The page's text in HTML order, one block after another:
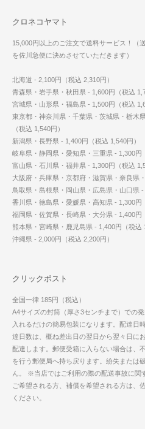
クロネコヤマト
15,000円以上のご注文で送料サービス！（
を佐川急便に決めさせていただきます）
北海道 - 2,100円（税込 2,310円）
青森県・岩手県・秋田県 - 1,600円（税込
宮城県・山形県・福島県 - 1,500円（税込
東京都・神奈川県・千葉県・茨城県・栃木
（税込 1,540円）
新潟県・長野県 - 1,400円（税込 1,540円）
岐阜県・静岡県・愛知県・三重県 - 1,300円
富山県・石川県・福井県 - 1,300円（税込
大阪府・兵庫県・京都府・滋賀県・奈良県
鳥取県・島根県・岡山県・広島県・山口県 -
香川県・徳島県・愛媛県・高知県 - 1,300円
福岡県・佐賀県・長崎県・大分県 - 1,400円
熊本県・宮崎県・鹿児島県 - 1,400円（税込
沖縄県 - 2,000円（税込 2,200円）
クリックポスト
全国一律 185円（税込）
A4サイズの封筒（厚さ3センチまで）での
入れるだけの簡易包装になります。配達日
達日数は、概ね差出日の翌日から翌々日に
配達します。郵便受箱に入らない場合は、
を行う郵便局へ持ち戻ります。紛失または
ん。 ※当店ではご利用の際の配送事故に関
ご希望される方、補償を希望される方は、
ください。